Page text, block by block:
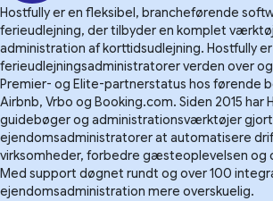
Hostfully er en fleksibel, brancheførende
ferieudlejning, der tilbyder en komplet
administration af korttidsudlejning. Hostfully
ferieudlejningsadministratorer verden over
Premier- og Elite-partnerstatus hos førende
Airbnb, Vrbo og Booking.com. Siden 2015 har
guidebøger og administrationsværktøjer
ejendomsadministratorer at automatisere
virksomheder, forbedre gæsteoplevelsen og
Med support døgnet rundt og over 100
ejendomsadministration mere overskuelig.